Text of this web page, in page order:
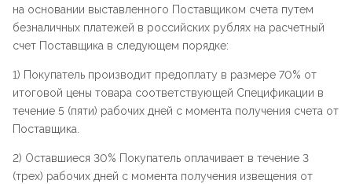
на основании выставленного Поставщиком счета путем
безналичных платежей в российских рублях на расчетный
счет Поставщика в следующем порядке:
1) Покупатель производит предоплату в размере 70% от
итоговой цены товара соответствующей Спецификации в
течение 5 (пяти) рабочих дней с момента получения счета от
Поставщика.
2) Оставшиеся 30% Покупатель оплачивает в течение 3
(трех) рабочих дней с момента получения извещения от